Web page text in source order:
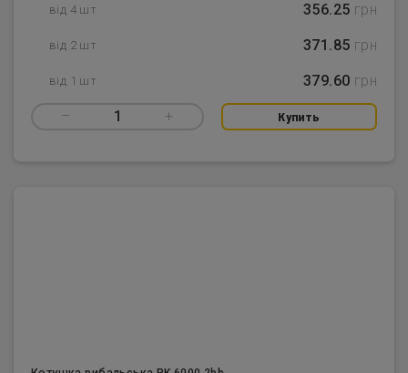
від 4 шт 356.25 грн
від 2 шт 371.85 грн
від 1 шт 379.60 грн
– 1 + Купить